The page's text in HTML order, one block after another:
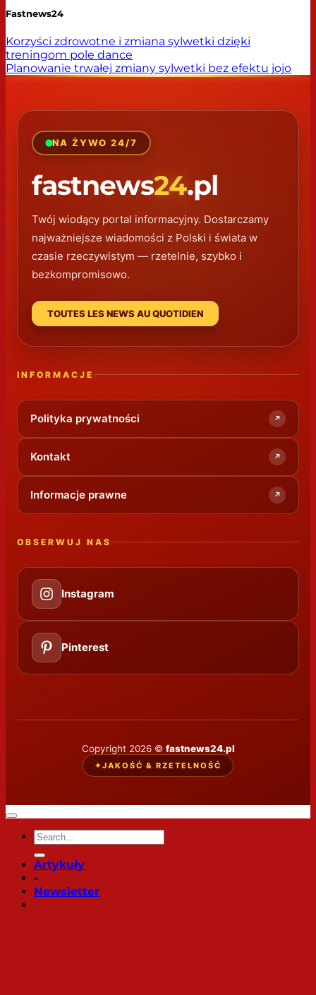
Fastnews24
Korzyści zdrowotne i zmiana sylwetki dzięki
treningom pole dance
Planowanie trwałej zmiany sylwetki bez efektu jojo
NA ŻYWO 24/7
fastnews24.pl
Twój wiodący portal informacyjny. Dostarczamy
najważniejsze wiadomości z Polski i świata w
czasie rzeczywistym — rzetelnie, szybko i
bezkompromisowo.
TOUTES LES NEWS AU QUOTIDIEN
INFORMACJE
Polityka prywatności ↗
Kontakt ↗
Informacje prawne ↗
OBSERWUJ NAS
Instagram
Pinterest
Copyright 2026 © fastnews24.pl
✦JAKOŚĆ & RZETELNOŚĆ
Artykuły
-
Newsletter